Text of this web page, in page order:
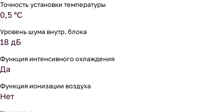
Точность установки температуры
0,5 °С
Уровень шума внутр. блока
18 дБ
Функция интенсивного охлаждения
Да
Функция ионизации воздуха
Нет